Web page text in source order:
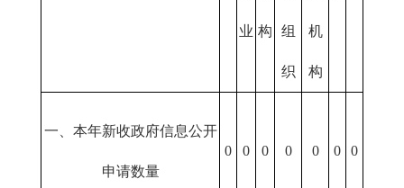
业 构 组
织
机
构
一、本年新收政府信息公开
申请数量
0 0 0 0 0 0 0